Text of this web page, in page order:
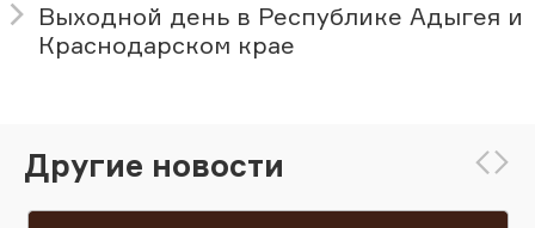
Выходной день в Республике Адыгея и
Краснодарском крае
Другие новости